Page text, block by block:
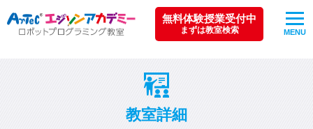
無料体験授業受付中
まずは教室検索 MENU
教室詳細